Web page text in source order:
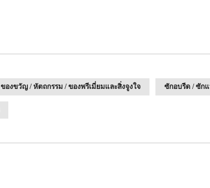
ของขวัญ / หัตถกรรม / ของพรีเมี่ยมและสิ่งจูงใจ ซักอบรีด / ซัก